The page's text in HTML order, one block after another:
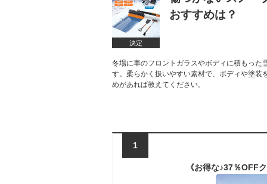
決定
おすすめは？
冬場に車のフロントガラスやボディに積もっ
す。柔らかく扱いやすい素材で、ボディや塗
めがあれば教えてください。
1